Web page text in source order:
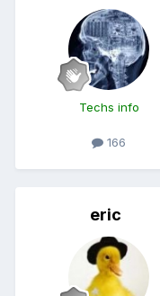
Techs info
166
eric